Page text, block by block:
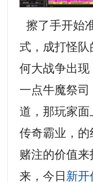
擦了手开始
式，成打怪
何大战争出
一点牛魔祭
道，那玩家
传奇霸业，
赌注的价值
来，今日 新开